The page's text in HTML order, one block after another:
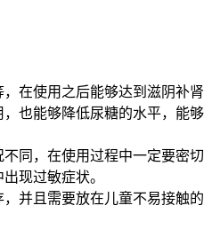
在使用之后能够达到滋阴补肾
也能够降低尿糖的水平，能够
同，在使用过程中一定要密切
现过敏症状。
并且需要放在儿童不易接触的